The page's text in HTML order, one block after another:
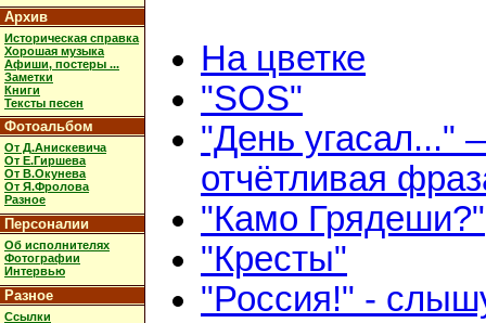
Архив
Историческая справка
Хорошая музыка
Афиши, постеры ...
Заметки
Книги
Тексты песен
Фотоальбом
От Д.Анискевича
От Е.Гиршева
От В.Окунева
От Я.Фролова
Разное
Персоналии
Об исполнителях
Фотографии
Интервью
Разное
Ссылки
На цветке
"SOS"
"День угасал..."
отчётливая
"Камо Грядеши?"
"Кресты"
"Россия!" -